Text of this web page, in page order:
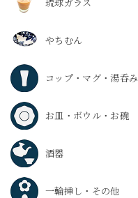
琉球ガラス
やちむん
コップ・マグ・湯呑み
お皿・ボウル・お碗
酒器
一輪挿し・その他